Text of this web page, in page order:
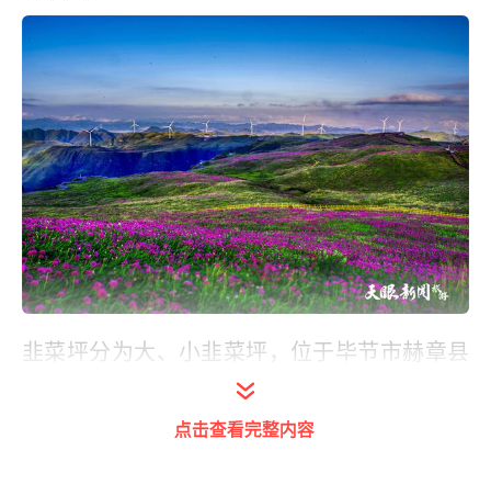
韭菜坪分为大、小韭菜坪，位于毕节市赫章县
阿西里西旅游区，大韭菜坪最高主峰海拔2777
米，小韭菜坪最高主峰海拔2900米，素有“贵
点击查看完整内容